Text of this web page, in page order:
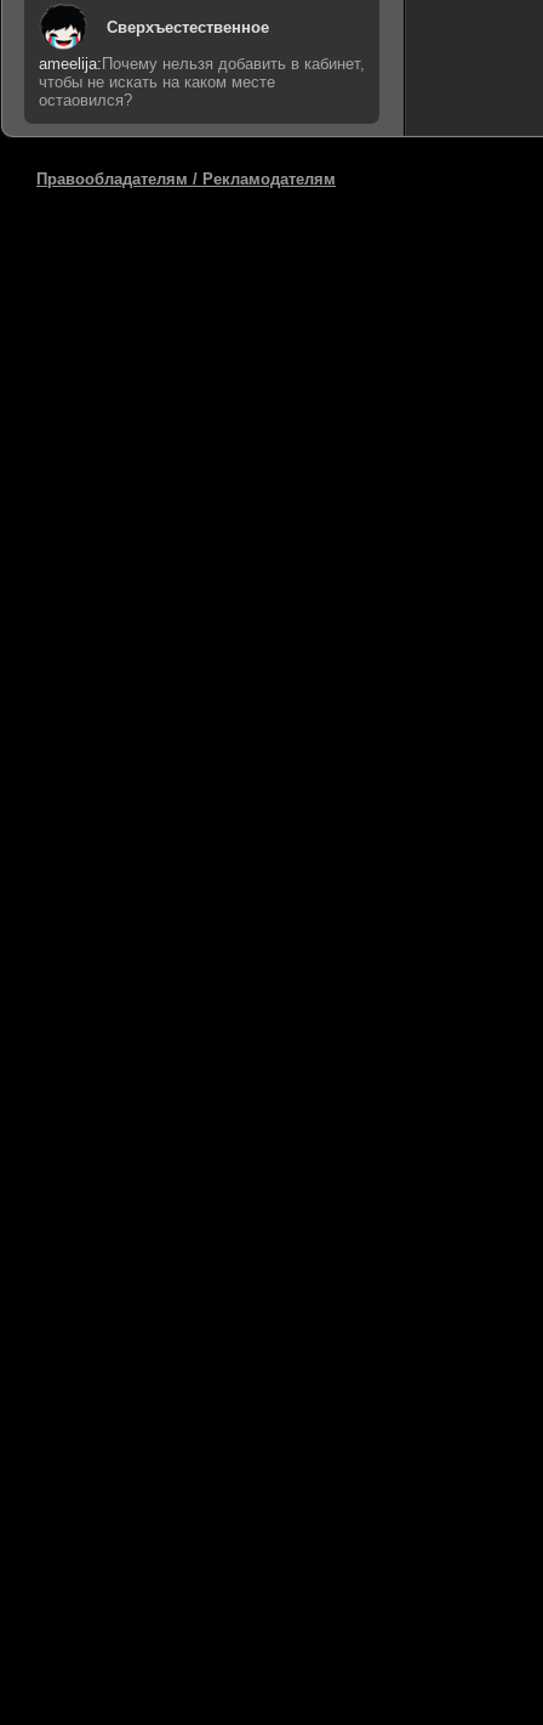
Сверхъестественное
ameelija: Почему нельзя добавить в кабинет,
чтобы не искать на каком месте
остаовился?
Правообладателям / Рекламодателям